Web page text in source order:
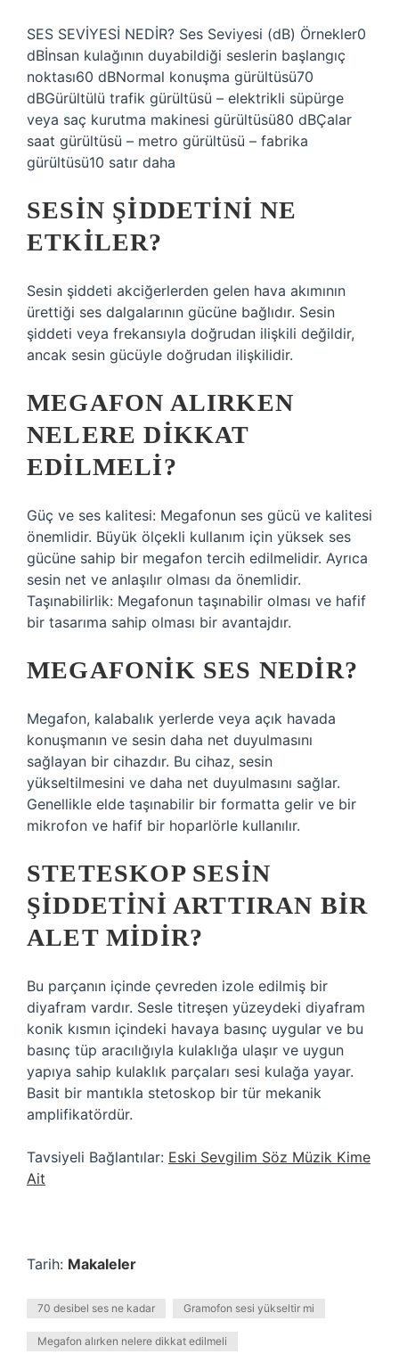
SES SEVİYESİ NEDİR? Ses Seviyesi (dB) Örnekler0
dBİnsan kulağının duyabildiği seslerin başlangıç ​​
noktası60 dBNormal konuşma gürültüsü70
dBGürültülü trafik gürültüsü – elektrikli süpürge
veya saç kurutma makinesi gürültüsü80 dBÇalar
saat gürültüsü – metro gürültüsü – fabrika
gürültüsü10 satır daha
SESIN ŞIDDETINI NE
ETKILER?
Sesin şiddeti akciğerlerden gelen hava akımının
ürettiği ses dalgalarının gücüne bağlıdır. Sesin
şiddeti veya frekansıyla doğrudan ilişkili değildir,
ancak sesin gücüyle doğrudan ilişkilidir.
MEGAFON ALIRKEN
NELERE DIKKAT
EDILMELI?
Güç ve ses kalitesi: Megafonun ses gücü ve kalitesi
önemlidir. Büyük ölçekli kullanım için yüksek ses
gücüne sahip bir megafon tercih edilmelidir. Ayrıca
sesin net ve anlaşılır olması da önemlidir.
Taşınabilirlik: Megafonun taşınabilir olması ve hafif
bir tasarıma sahip olması bir avantajdır.
MEGAFONIK SES NEDIR?
Megafon, kalabalık yerlerde veya açık havada
konuşmanın ve sesin daha net duyulmasını
sağlayan bir cihazdır. Bu cihaz, sesin
yükseltilmesini ve daha net duyulmasını sağlar.
Genellikle elde taşınabilir bir formatta gelir ve bir
mikrofon ve hafif bir hoparlörle kullanılır.
STETESKOP SESIN
ŞIDDETINI ARTTIRAN BIR
ALET MIDIR?
Bu parçanın içinde çevreden izole edilmiş bir
diyafram vardır. Sesle titreşen yüzeydeki diyafram
konik kısmın içindeki havaya basınç uygular ve bu
basınç tüp aracılığıyla kulaklığa ulaşır ve uygun
yapıya sahip kulaklık parçaları sesi kulağa yayar.
Basit bir mantıkla stetoskop bir tür mekanik
amplifikatördür.
Tavsiyeli Bağlantılar: Eski Sevgilim Söz Müzik Kime
Ait
Tarih: Makaleler
70 desibel ses ne kadar Gramofon sesi yükseltir mi
Megafon alırken nelere dikkat edilmeli